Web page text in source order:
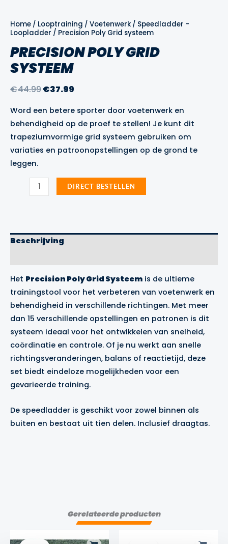
Home / Looptraining / Voetenwerk / Speedladder -
Loopladder / Precision Poly Grid systeem
PRECISION POLY GRID
SYSTEEM
€44.99Oorspronkelijke
was:
€44.99.
€37.99
is:
€37.99.
Word een betere sporter door voetenwerk en
behendigheid op de proef te stellen! Je kunt dit
trapeziumvormige grid systeem gebruiken om
variaties en patroonopstellingen op de grond te
leggen.
Precision
DIRECT BESTELLEN
Beschrijving
Het Precision Poly Grid Systeem is de ultieme
trainingstool voor het verbeteren van voetenwerk en
behendigheid in verschillende richtingen. Met meer
dan 15 verschillende opstellingen en patronen is dit
systeem ideaal voor het ontwikkelen van snelheid,
coördinatie en controle. Of je nu werkt aan snelle
richtingsveranderingen, balans of reactietijd, deze
set biedt eindeloze mogelijkheden voor een
gevarieerde training.
De speedladder is geschikt voor zowel binnen als
buiten en bestaat uit tien delen. Inclusief draagtas.
Gerelateerde producten